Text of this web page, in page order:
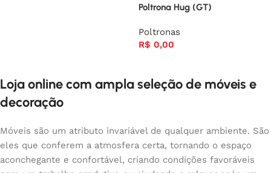
Poltrona Hug (GT)
Poltronas
R$ 0,00
Loja online com ampla seleção de móveis e
decoração
Móveis são um atributo invariável de qualquer ambiente. São
eles que conferem a atmosfera certa, tornando o espaço
aconchegante e confortável, criando condições favoráveis